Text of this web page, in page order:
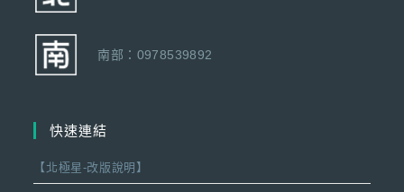
南部：0978539892
快速連結
【北極星-改版說明】